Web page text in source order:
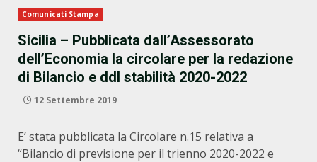
Comunicati Stampa
Sicilia – Pubblicata dall’Assessorato
dell’Economia la circolare per la redazione
di Bilancio e ddl stabilità 2020-2022
12 Settembre 2019
E’ stata pubblicata la Circolare n.15 relativa a
“Bilancio di previsione per il trienno 2020-2022 e